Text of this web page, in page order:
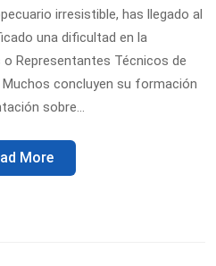
irresistible, has llegado al
una dificultad en la
Representantes Técnicos de
concluyen su formación
sobre…
More